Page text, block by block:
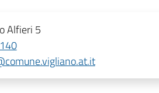
Alfieri 5